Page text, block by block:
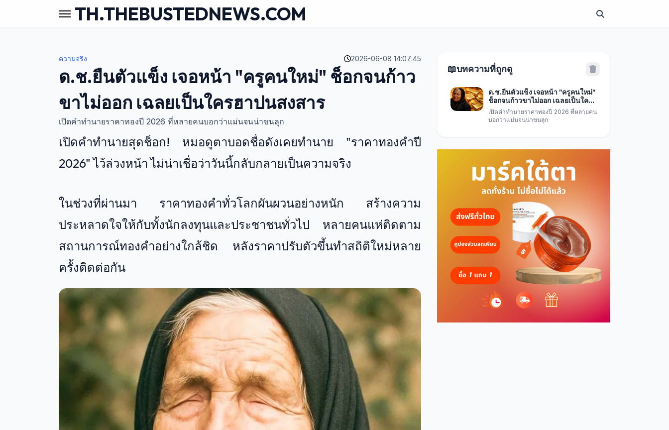
TH.THEBUSTEDNEWS.COM
ความจริง 2026-06-08 14:07:45
ด.ช.ยืนตัวแข็ง เจอหน้า "ครูคนใหม่" ช็อกจนก้าว
ขาไม่ออก เฉลยเป็นใครฮาปนสงสาร
เปิดคำทำนายราคาทองปี 2026 ที่หลายคนบอกว่าแม่นจนน่าขนลุก
เปิดคำทำนายสุดช็อก! หมอดูตาบอดชื่อดังเคยทำนาย "ราคาทองคำปี
2026" ไว้ล่วงหน้า ไม่น่าเชื่อว่าวันนี้กลับกลายเป็นความจริง
ในช่วงที่ผ่านมา ราคาทองคำทั่วโลกผันผวนอย่างหนัก สร้างความ
ประหลาดใจให้กับทั้งนักลงทุนและประชาชนทั่วไป หลายคนแห่ติดตาม
สถานการณ์ทองคำอย่างใกล้ชิด หลังราคาปรับตัวขึ้นทำสถิติใหม่หลาย
ครั้งติดต่อกัน
📖บทความที่ถูกดู
ด.ช.ยืนตัวแข็ง เจอหน้า "ครูคนใหม่"
ช็อกจนก้าวขาไม่ออก เฉลยเป็นใคร
ฮาปนสงสาร
เปิดคำทำนายราคาทองปี 2026 ที่หลายคน
บอกว่าแม่นจนน่าขนลุก